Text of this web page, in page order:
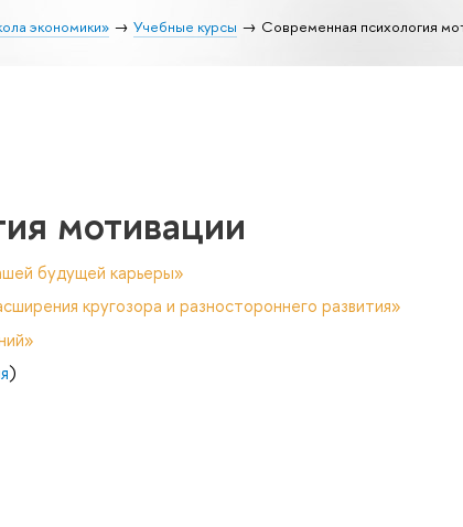
экономики» Учебные курсы Современная психология
мотивации
будущей карьеры»
кругозора и разностороннего развития»
)